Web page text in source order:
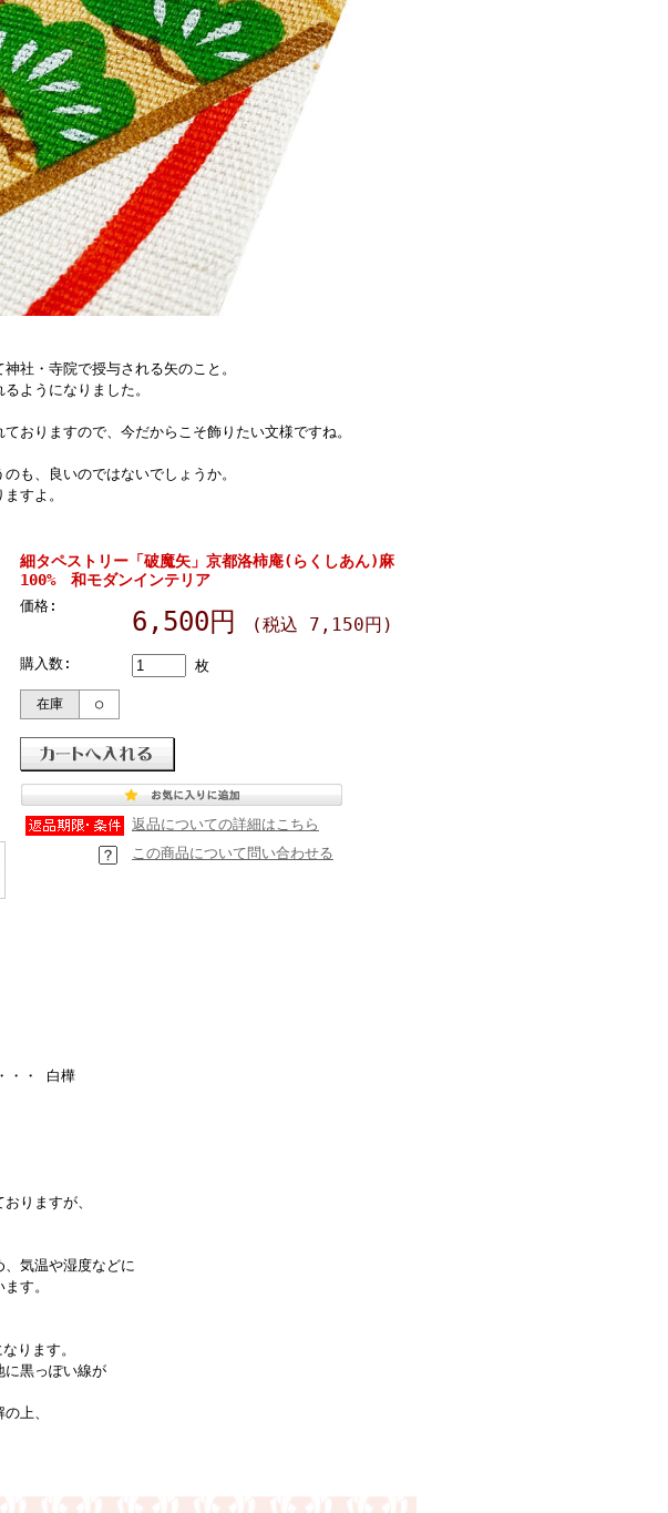
社・寺院で授与される矢のこと。
ようになりました。
おりますので、今だからこそ飾りたい文様ですね。
も、良いのではないでしょうか。
すよ。
細タペストリー「破魔矢」京都洛柿庵(らくしあん)麻
100% 和モダンインテリア
価格:
6,500円 (税込 7,150円)
購入数: 枚
在庫 ○
返品についての詳細はこちら
この商品について問い合わせる
・ 白樺
りますが、
、気温や湿度などに
す。
ります。
に黒っぽい線が
上、